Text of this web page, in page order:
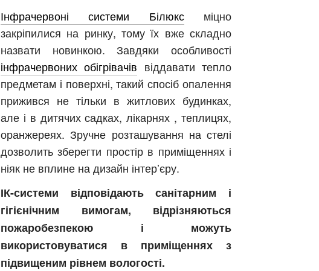
Інфрачервоні системи Білюксміцно
закріпилися на ринку, тому їх вже складно
назвати новинкою. Завдяки особливості
інфрачервоних обігрівачів віддавати тепло
предметам і поверхні, такий спосіб опалення
прижився не тільки в житлових будинках,
але і в дитячих садках, лікарнях , теплицях,
оранжереях. Зручне розташування на стелі
дозволить зберегти простір в приміщеннях і
ніяк не вплине на дизайн інтер’єру.
ІК-системи відповідають санітарним і
гігієнічним вимогам, відрізняються
пожаробезпекою і можуть
використовуватися в приміщеннях з
підвищеним рівнем вологості.